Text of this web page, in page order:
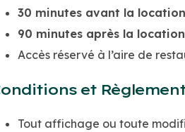
30 minutes avant la location
90 minutes après la location
Accès réservé à l’aire de
et
Tout affichage ou toute